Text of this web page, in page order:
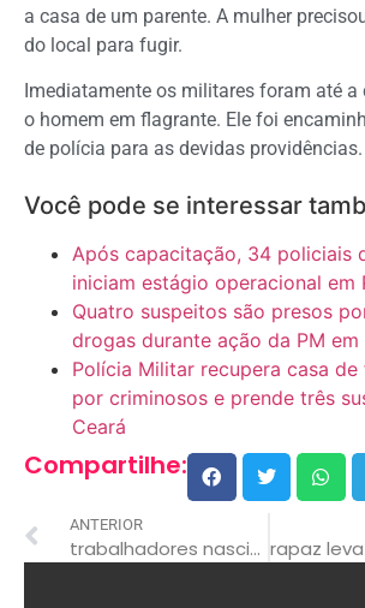
a casa de um parente. A mulher
do local para fugir.
Imediatamente os militares foram até a
o homem em flagrante. Ele foi
de polícia para as devidas providências.
Você pode se interessar
Após capacitação, 34 policiais
iniciam estágio operacional em
Quatro suspeitos são presos
drogas durante ação da PM
Polícia Militar recupera casa de
por criminosos e prende três
Ceará
Compartilhe:
ANTERIOR
trabalhadores nascidos em fevereiro podem sacar auxílio emergencial